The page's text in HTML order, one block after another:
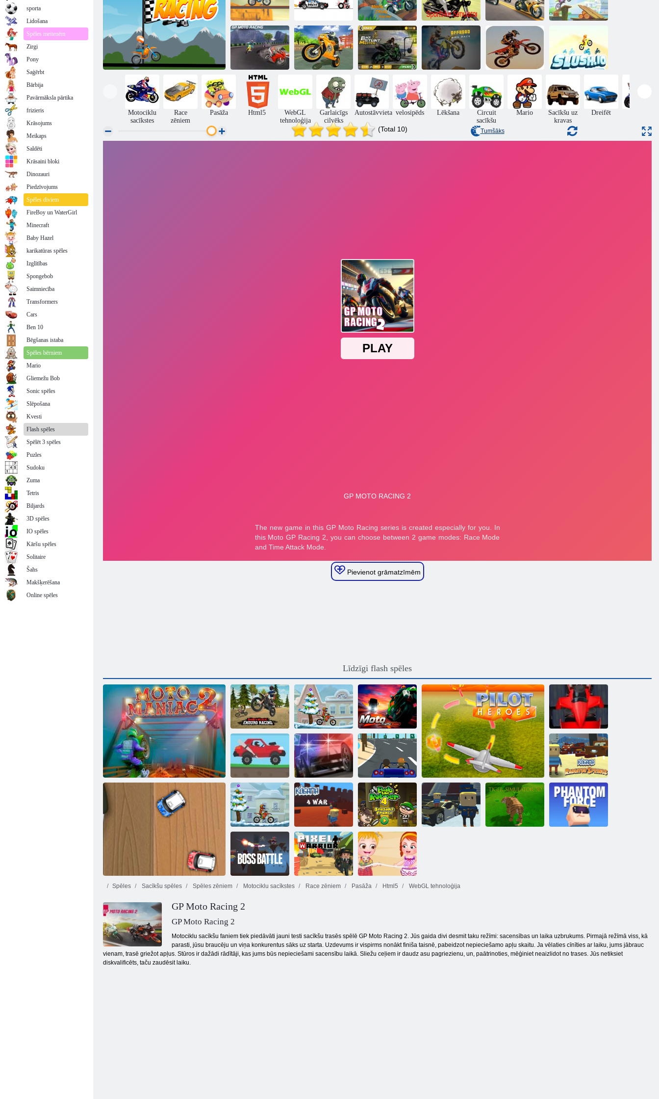
X-trial Racing Papīra braucējs
Moto sacīkstes
sacensības
Sporta
velosipēdu
simulators
Autoceļu
velosipēdu
simulators
Moto maniaks
GP Moto
Racing
Moto Real
velosipēdu
sacīkstes
Velosipēdu
stunts Master
Velosipēdu
sacīkstes
Neiespējami
velosipēdu
triecieni
Iešņorēt. es
Motociklu
sacīkstes
Race
zēniem
Pasāža Html5
WebGL
tehnoloģija
Garlaicīgs
cilvēks
Autostāvvieta velosipēds Lēkšana
Circuit
sacīkšu
Mario
Sacīkšu uz
kravas
Dreifēt
(Total 10) Tumšāks
Pievienot grāmatzīmēm
Līdzīgi flash spēles
Netīrumu
velosipēds
enduro sacīkstes
Moto x3m 4
ziema
Moto satiksmes
braucējs
Formula drudzis
Augstas
sacīkstes 2
Vajāšana uz ielas
Mini sacīkšu skriešanās
Slepkava Racer
Kogama:
Radiatora avoti
Moto X3M
ziema
Kogama: 4 karš Bobs laupītājs 4
Kogama: Bosu
Spēles Sacīkšu spēles Spēles zēniem Motociklu sacīkstes Race zēniem Pasāža Html5 WebGL tehnoloģija
GP Moto Racing 2
GP Moto Racing 2
Motociklu sacīkšu faniem tiek piedāvāti jauni testi sacīkšu trasēs spēlē GP Moto Racing 2. Jūs gaida divi desmit taku režīmi: sacensības un laika uzbrukums. Pirmajā režīmā viss, kā
parasti, jūsu braucēju un viņa konkurentus sāks uz starta. Uzdevums ir vispirms nonākt finiša taisnē, pabeidzot nepieciešamo apļu skaitu. Ja vēlaties cīnīties ar laiku, jums jābrauc
vienam, trasē griežot apļus. Stūros ir dažādi rādītāji, kas jums būs nepieciešami sacensību laikā. Sliežu ceļiem ir daudz asu pagriezienu, un, paātrinoties, mēģiniet neaizlidot no trases. Jūs netiksiet
diskvalificēts, taču zaudēsit laiku.
sporta
Lidošana
Spēles meitenēm
Zirgi
Pony
Saģērbt
Bārbija
Pavārmāksla pārtika
frizieris
Krāsojums
Meikaps
Saldēti
Krāsaini bloki
Dinozauri
Piedzīvojums
Spēles diviem
FireBoy un WaterGirl
Minecraft
Baby Hazel
karikatūras spēles
Izglītības
Spongebob
Saimniecība
Transformers
Cars
Ben 10
Bēgšanas istaba
Spēles bērniem
Mario
Gliemežu Bob
Sonic spēles
Slēpošana
Kvesti
Flash spēles
Spēlēt 3 spēles
Puzles
Sudoku
Zuma
Tetris
Biljards
3D spēles
IO spēles
Kāršu spēles
Solitaire
Šahs
Makšķerēšana
Online spēles